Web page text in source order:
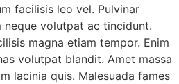
facilisis leo vel. Pulvinar
neque volutpat ac tincidunt.
magna etiam tempor. Enim
volutpat blandit. Amet massa
lacinia quis. Malesuada fames